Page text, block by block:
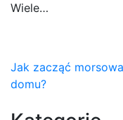
Wiele…
Nawigacja
wpisu
Jak zacząć
domu?